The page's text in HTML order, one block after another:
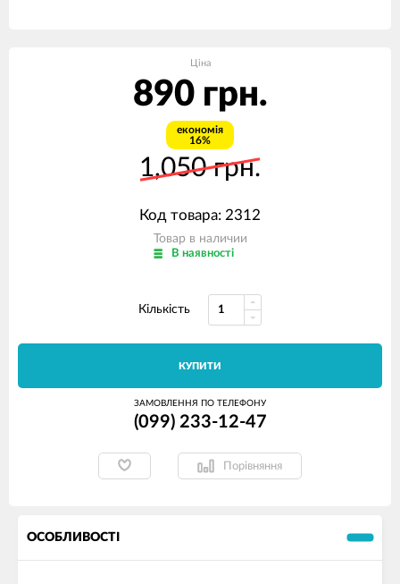
Ціна
890 грн.
економія
16%
1,050 грн.
Код товара: 2312
Товар в наличии
В наявності
Кількість
КУПИТИ
ЗАМОВЛЕННЯ ПО ТЕЛЕФОНУ
(099) 233-12-47
Порівняння
ОСОБЛИВОСТІ